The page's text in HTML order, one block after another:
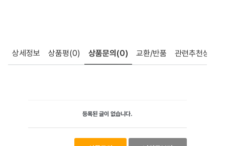
상세정보 상품평(0) 상품문의 (0) 교환/반품 관련추천상품
등록된 글이 없습니다.